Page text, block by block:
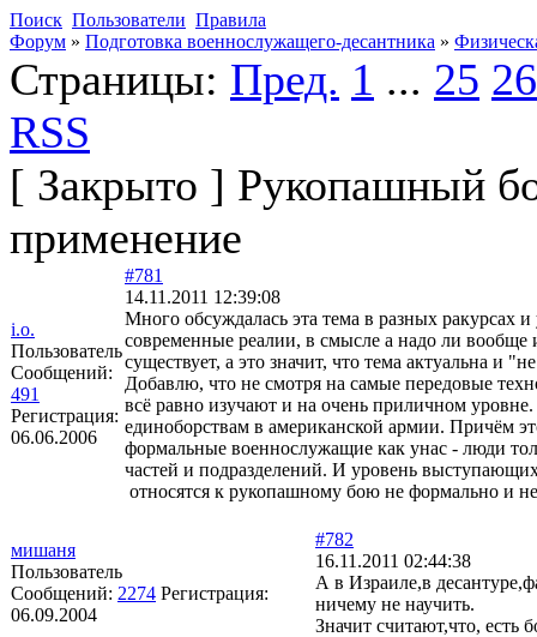
Поиск Пользователи Правила
Форум » Подготовка военнослужащего-десантника »
Страницы: Пред. 1 ... 25 26
RSS
[ Закрыто ] Рукопашный
применение
i.o.
Пользователь
Сообщений:
491
Регистрация:
06.06.2006
#781
14.11.2011 12:39:08
Много обсуждалась эта тема в разных
современные реалии, в смысле а надо ли вообще
существует, а это значит, что тема актуальна и
Добавлю, что не смотря на самые передовые
всё равно изучают и на очень приличном
единоборствам в американской армии. Причём
формальные военнослужащие как унас - люди
частей и подразделений. И уровень
относятся к рукопашному бою не формально и
мишаня
Пользователь
Сообщений: 2274 Регистрация:
06.09.2004
#782
16.11.2011 02:44:38
А в Израиле,в
ничему не научить.
Значит считают,что, есть